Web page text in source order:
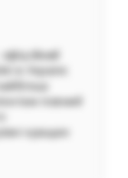
офіційний
в Україні.
повний
кращих